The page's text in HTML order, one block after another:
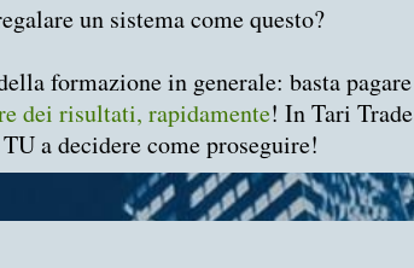
un sistema come questo?
formazione in generale: basta
dei risultati, rapidamente! In Tari
a decidere come proseguire!